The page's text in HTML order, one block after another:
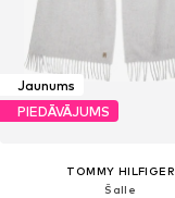
Jaunums
PIEDĀVĀJUMS
TOMMY HILFIGER
Šalle